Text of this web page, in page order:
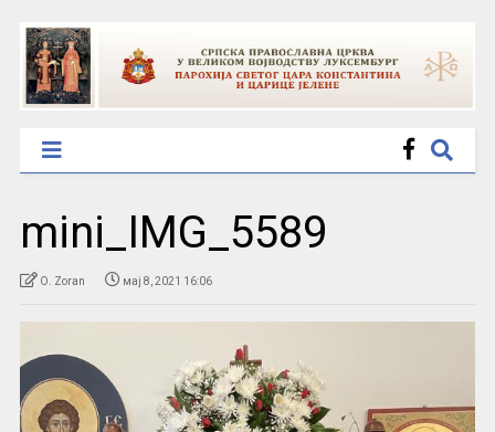
mini_IMG_5589
O. Zoran мај 8, 2021 16:06